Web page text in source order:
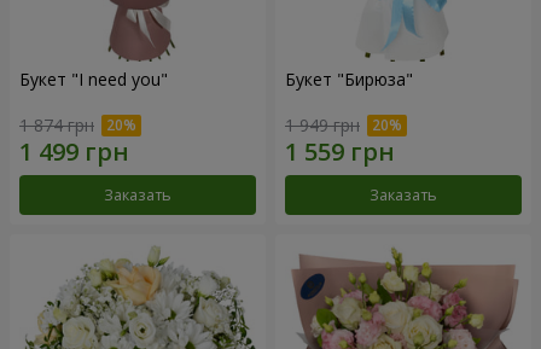
Букет "I need you"
1 874 грн
Заказать
Букет "Бирюза"
1 949 грн
Заказать